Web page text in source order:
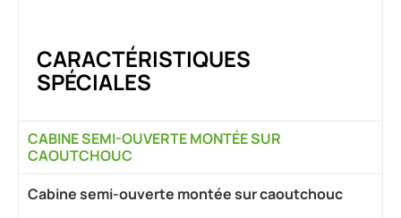
CARACTÉRISTIQUES
SPÉCIALES
CABINE SEMI-OUVERTE MONTÉE SUR
CAOUTCHOUC
Cabine semi-ouverte montée sur caoutchouc